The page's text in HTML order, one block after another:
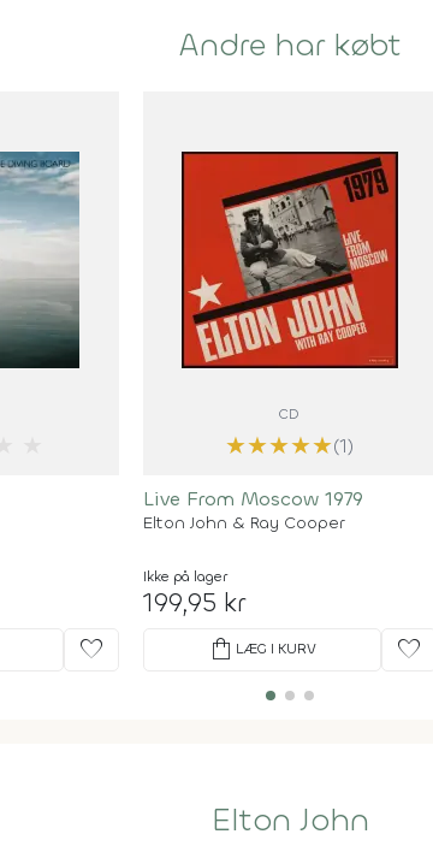
Andre har købt
favorite
CD
★★★★★(1)
Live From Moscow 1979
Elton John & Ray Cooper
Ikke på lager
199,95 kr
shopping_bag LÆG I KURV favorite
Elton John